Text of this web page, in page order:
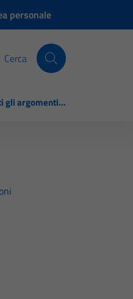
personale
Cerca
gli argomenti...